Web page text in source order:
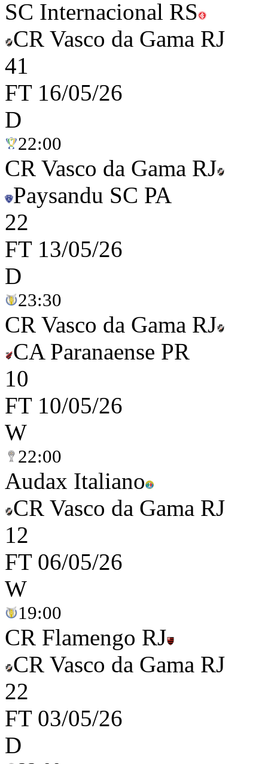
SC Internacional RS
CR Vasco da Gama RJ
41
FT 16/05/26
D
22:00
CR Vasco da Gama RJ
Paysandu SC PA
22
FT 13/05/26
D
23:30
CR Vasco da Gama RJ
CA Paranaense PR
10
FT 10/05/26
W
22:00
Audax Italiano
CR Vasco da Gama RJ
12
FT 06/05/26
W
19:00
CR Flamengo RJ
CR Vasco da Gama RJ
22
FT 03/05/26
D